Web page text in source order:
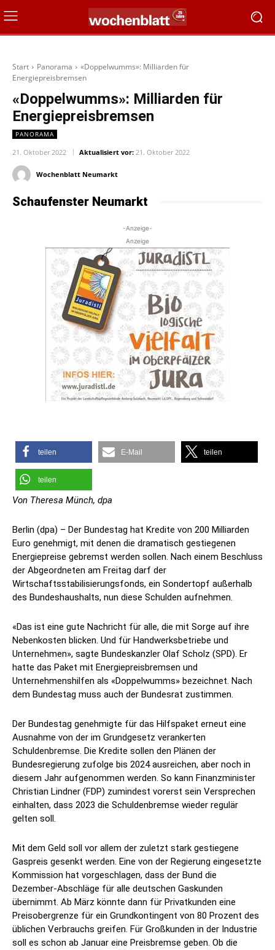
Start Panorama
«Doppelwumms»: Milliarden für
Energiepreisbremsen
«Doppelwumms»: Milliarden für
Energiepreisbremsen
PANORAMA
21. Oktober 2022 Aktualisiert vor: 21. Oktober 2022
Wochenblatt Neumarkt
Schaufenster Neumarkt
-Anzeige-
Anzeige
teilen E-Mail teilen
teilen
Von Theresa Münch, dpa
Berlin (dpa) – Der Bundestag hat Kredite von 200 Milliarden
Euro genehmigt, mit denen die dramatisch gestiegenen
Energiepreise gebremst werden sollen. Nach einem Beschluss
der Abgeordneten am Freitag darf der
Wirtschaftsstabilisierungsfonds, ein Sondertopf außerhalb
des Bundeshaushalts, nun diese Schulden aufnehmen.
«Das ist eine gute Nachricht für alle, die mit Sorge auf ihre
Nebenkosten blicken. Und für Handwerksbetriebe und
Unternehmen», sagte Bundeskanzler Olaf Scholz (SPD). Er
hatte das Paket mit Energiepreisbremsen und
Unternehmenshilfen als «Doppelwumms» bezeichnet. Nach
dem Bundestag muss auch der Bundesrat zustimmen.
Der Bundestag genehmigte für das Hilfspaket erneut eine
Ausnahme von der im Grundgesetz verankerten
Schuldenbremse. Die Kredite sollen den Plänen der
Bundesregierung zufolge bis 2024 ausreichen, aber noch in
diesem Jahr aufgenommen werden. So kann Finanzminister
Christian Lindner (FDP) zumindest vorerst sein Versprechen
einhalten, dass 2023 die Schuldenbremse wieder regulär
gelten soll.
Mit dem Geld soll vor allem der zuletzt stark gestiegene
Gaspreis gesenkt werden. Eine von der Regierung eingesetzte
Kommission hat vorgeschlagen, dass der Bund die
Dezember-Abschläge für alle deutschen Gaskunden
übernimmt. Ab März könnte dann für Privatkunden eine
Preisobergrenze für ein Grundkontingent von 80 Prozent des
üblichen Verbrauchs greifen. Für Großkunden in der Industrie
soll es schon ab Januar eine Preisbremse geben. Ob die